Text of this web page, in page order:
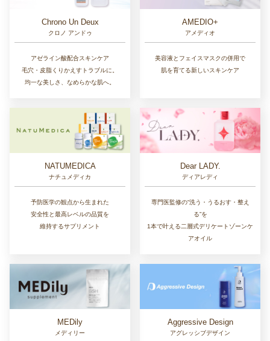
Chrono Un Deux
クロノ アンドゥ
アゼライン酸配合スキンケア
毛穴・皮脂くりかえすトラブルに。
均一な美しさ、なめらかな肌へ。
AMEDIO+
アメディオ
美容液とフェイスマスクの併用で
肌を育てる新しいスキンケア
NATUMEDICA
ナチュメディカ
予防医学の観点から生まれた
安全性と最高レベルの品質を
維持するサプリメント
Dear LADY.
ディアレディ
専門医監修の“洗う・うるおす・整え
る”を
1本で叶える二層式デリケートゾーンケ
アオイル
MEDily
メディリー
Aggressive Design
アグレッシブデザイン